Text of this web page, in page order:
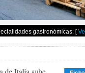
gastronómicas. [